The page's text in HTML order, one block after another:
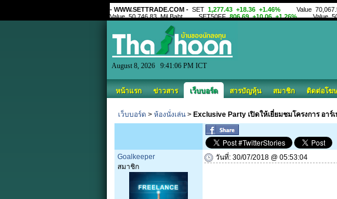
August 8, 2026 9:41:06 PM ICT
หน้าแรก ข่าวสาร เว็บบอร์ด สารบัญหุ้น สมาชิก ติดต่อโฆ
เว็บบอร์ด > ห้องนั่งเล่น > Exclusive Party เปิดให้เยี่ยมชมโครงการ อา
Goalkeeper
สมาชิก
วันที่: 30/07/2018 @ 05:53:04